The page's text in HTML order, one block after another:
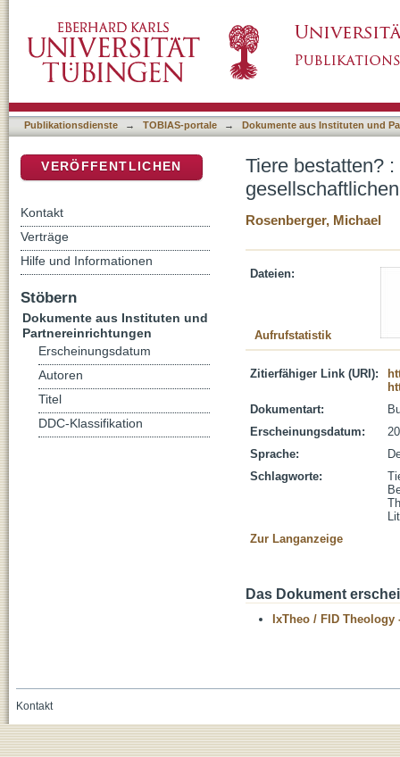
Publikationsdienste → TOBIAS-portale → Dokumente aus Instituten und
Tiere bestatten?
Rosenberger, Michael
Dateien:
Aufrufstatistik
Zitierfähiger Link (URI):
Dokumentart:
Erscheinungsdatum:
Sprache:
Schlagworte:
Zur Langanzeige
Das Dokument
IxTheo / FID Theology
VERÖFFENTLICHEN
Kontakt
Verträge
Hilfe und Informationen
Stöbern
Dokumente aus Instituten und
Partnereinrichtungen
Erscheinungsdatum
Autoren
Titel
DDC-Klassifikation
Kontakt